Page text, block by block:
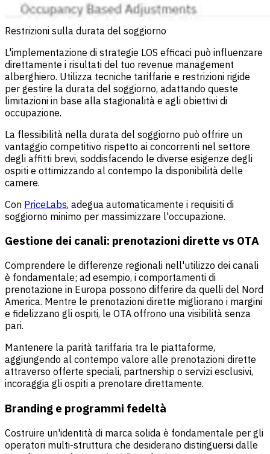
Restrizioni sulla durata del soggiorno
L'implementazione di strategie LOS efficaci può influenzare
direttamente i risultati del tuo revenue management
alberghiero. Utilizza tecniche tariffarie e restrizioni rigide
per gestire la durata del soggiorno, adattando queste
limitazioni in base alla stagionalità e agli obiettivi di
occupazione.
La flessibilità nella durata del soggiorno può offrire un
vantaggio competitivo rispetto ai concorrenti nel settore
degli affitti brevi, soddisfacendo le diverse esigenze degli
ospiti e ottimizzando al contempo la disponibilità delle
camere.
Con PriceLabs, adegua automaticamente i requisiti di
soggiorno minimo per massimizzare l'occupazione.
Gestione dei canali: prenotazioni dirette vs OTA
Comprendere le differenze regionali nell'utilizzo dei canali
è fondamentale; ad esempio, i comportamenti di
prenotazione in Europa possono differire da quelli del Nord
America. Mentre le prenotazioni dirette migliorano i margini
e fidelizzano gli ospiti, le OTA offrono una visibilità senza
pari.
Mantenere la parità tariffaria tra le piattaforme,
aggiungendo al contempo valore alle prenotazioni dirette
attraverso offerte speciali, partnership o servizi esclusivi,
incoraggia gli ospiti a prenotare direttamente.
Branding e programmi fedeltà
Costruire un'identità di marca solida è fondamentale per gli
operatori multi-struttura che desiderano distinguersi dalle